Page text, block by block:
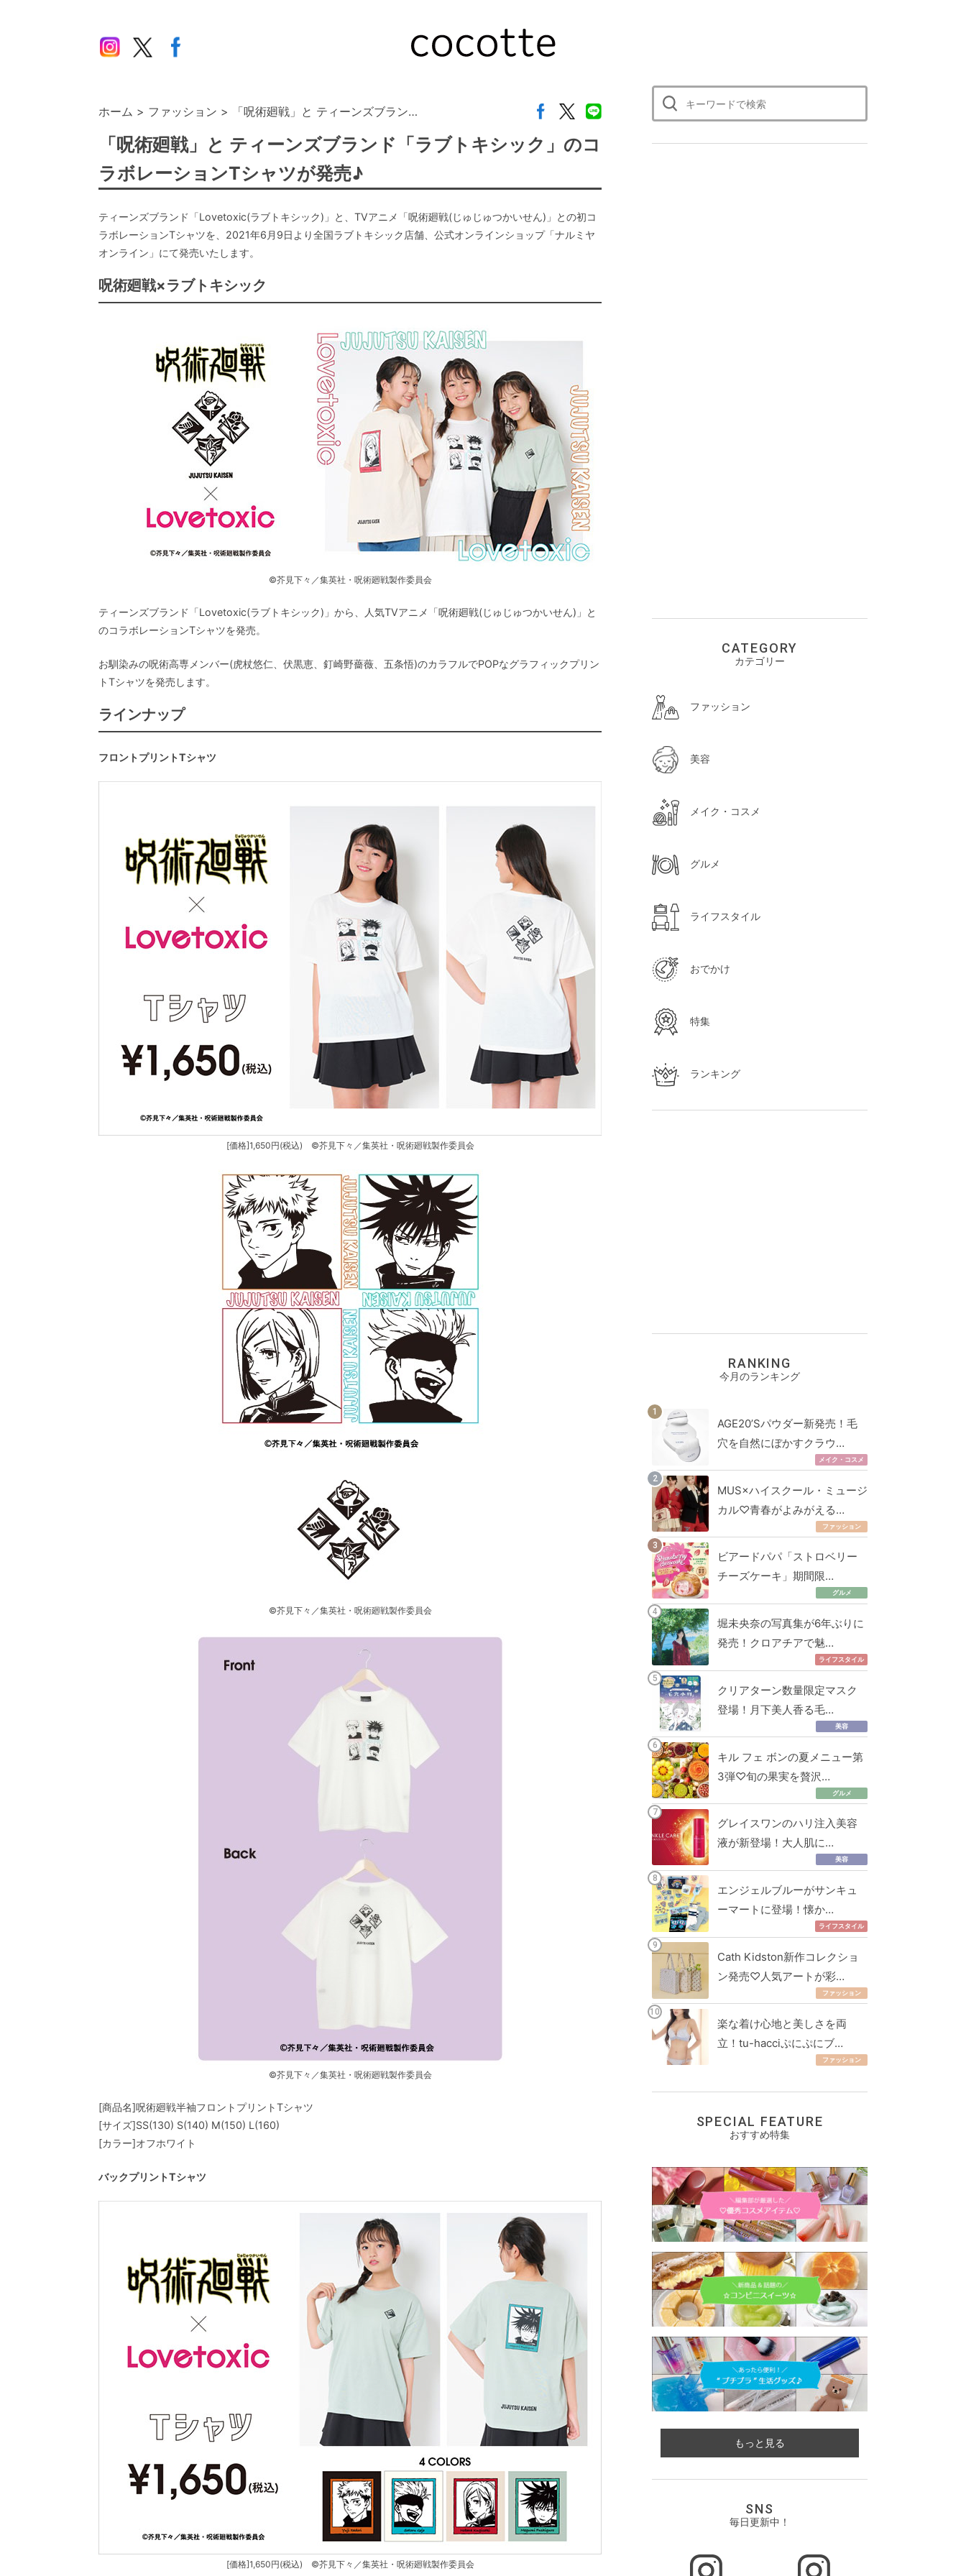
ホーム ファッション 「呪術廻戦」と ティーンズブラン…
「呪術廻戦」と ティーンズブランド「ラブトキシック」のコ
ラボレーションTシャツが発売♪
ティーンズブランド「Lovetoxic(ラブトキシック)」と、TVアニメ「呪術廻戦(じゅじゅつかいせん)」との初コ
ラボレーションTシャツを、2021年6月9日より全国ラブトキシック店舗、公式オンラインショップ「ナルミヤ
オンライン」にて発売いたします。
呪術廻戦×ラブトキシック
©芥見下々／集英社・呪術廻戦製作委員会
ティーンズブランド「Lovetoxic(ラブトキシック)」から、人気TVアニメ「呪術廻戦(じゅじゅつかいせん)」と
のコラボレーションTシャツを発売。
お馴染みの呪術高専メンバー(虎杖悠仁、伏黒恵、釘崎野薔薇、五条悟)のカラフルでPOPなグラフィックプリン
トTシャツを発売します。
ラインナップ
フロントプリントTシャツ
[価格]1,650円(税込) ©芥見下々／集英社・呪術廻戦製作委員会
©芥見下々／集英社・呪術廻戦製作委員会
©芥見下々／集英社・呪術廻戦製作委員会
[商品名]呪術廻戦半袖フロントプリントTシャツ
[サイズ]SS(130) S(140) M(150) L(160)
[カラー]オフホワイト
バックプリントTシャツ
[価格]1,650円(税込) ©芥見下々／集英社・呪術廻戦製作委員会
CATEGORY
カテゴリー
ファッション
美容
メイク・コスメ
グルメ
ライフスタイル
おでかけ
特集
ランキング
RANKING
今月のランキング
AGE20’Sパウダー新発売！毛
穴を自然にぼかすクラウ…
メイク・コスメ
MUS×ハイスクール・ミュージ
カル♡青春がよみがえる…
ファッション
ビアードパパ「ストロベリー
チーズケーキ」期間限…
グルメ
堀未央奈の写真集が6年ぶりに
発売！クロアチアで魅…
ライフスタイル
クリアターン数量限定マスク
登場！月下美人香る毛…
美容
キル フェ ボンの夏メニュー第
3弾♡旬の果実を贅沢…
グルメ
グレイスワンのハリ注入美容
液が新登場！大人肌に…
美容
エンジェルブルーがサンキュ
ーマートに登場！懐か…
ライフスタイル
Cath Kidston新作コレクショ
ン発売♡人気アートが彩…
ファッション
楽な着け心地と美しさを両
立！tu-hacciぷにぷにブ…
ファッション
SPECIAL FEATURE
おすすめ特集
もっと見る
SNS
毎日更新中！